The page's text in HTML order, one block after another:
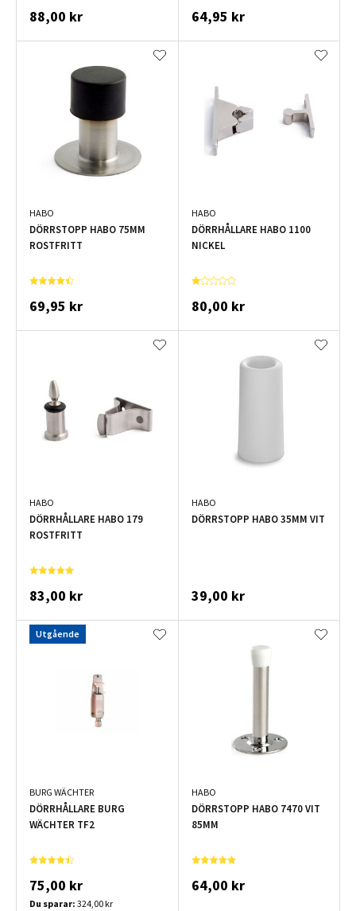
88,00 kr 64,95 kr
HABO
DÖRRSTOPP HABO 75MM
ROSTFRITT
69,95 kr
HABO
DÖRRHÅLLARE HABO 1100
NICKEL
80,00 kr
HABO
DÖRRHÅLLARE HABO 179
ROSTFRITT
83,00 kr
HABO
DÖRRSTOPP HABO 35MM VIT
39,00 kr
Utgående
BURG WÄCHTER
DÖRRHÅLLARE BURG
WÄCHTER TF2
75,00 kr
Du sparar: 324,00 kr
HABO
DÖRRSTOPP HABO 7470 VIT
85MM
64,00 kr